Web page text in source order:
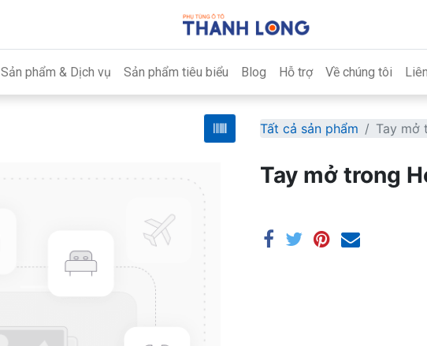
Sản phẩm & Dịch vụ Sản phẩm tiêu biểu Blog Hỗ trợ Về chúng tôi
Tất cả sản phẩm Tay mở
Tay mở trong